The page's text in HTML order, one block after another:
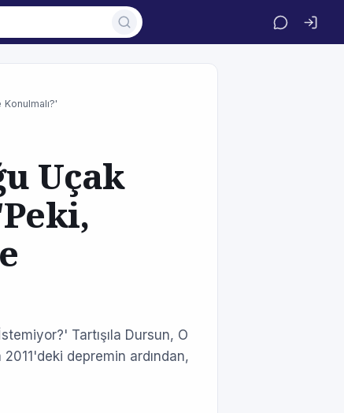
Uçak
Tartışıla Dursun, O
2011'deki depremin ardından,